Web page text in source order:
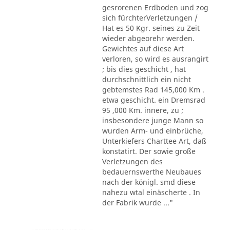
gesrorenen Erdboden und zog
sich fürchterVerletzungen /
Hat es 50 Kgr. seines zu Zeit
wieder abgeorehr werden.
Gewichtes auf diese Art
verloren, so wird es ausrangirt
; bis dies geschicht , hat
durchschnittlich ein nicht
gebtemstes Rad 145,000 Km .
etwa geschicht. ein Dremsrad
95 ,000 Km. innere, zu ;
insbesondere junge Mann so
wurden Arm- und einbrüche,
Unterkiefers Charttee Art, daß
konstatirt. Der sowie große
Verletzungen des
bedauernswerthe Neubaues
nach der königl. smd diese
nahezu wtal einäscherte . In
der Fabrik wurde ..."